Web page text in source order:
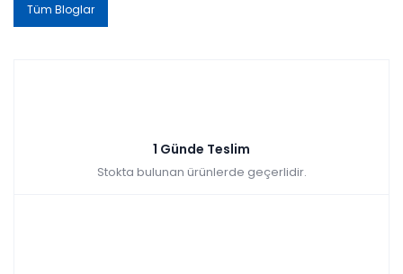
Tüm Bloglar
1 Günde Teslim
Stokta bulunan ürünlerde geçerlidir.